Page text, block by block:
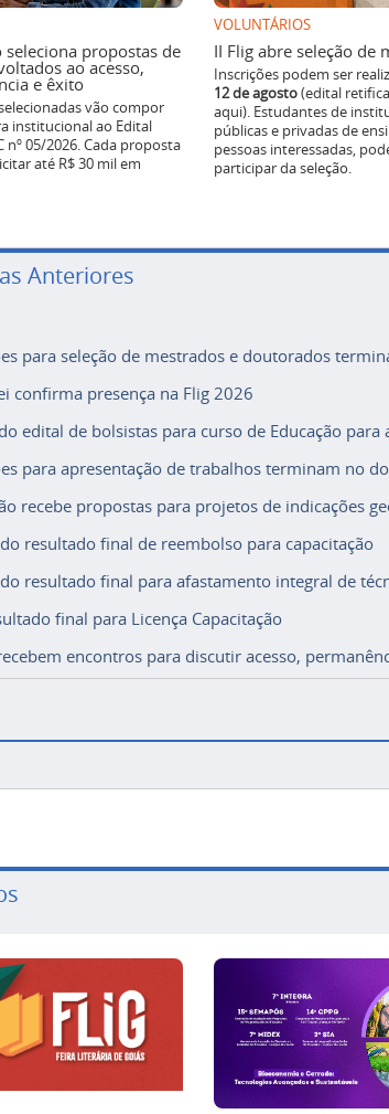
seleciona propostas de
ao acesso,
e êxito
vão compor
institucional ao Edital
nº 05/2026. Cada proposta
até R$ 30 mil em
VOLUNTÁRIOS
II Flig abre seleção de
Inscrições podem ser
12 de agosto(edital
aqui). Estudantes de
públicas e privadas de
pessoas interessadas,
participar da seleção.
Anteriores
para seleção de mestrados e doutorados
confirma presença na Flig 2026
edital de bolsistas para curso de Educação para
para apresentação de trabalhos terminam no
recebe propostas para projetos de indicações
resultado final de reembolso para capacitação
resultado final para afastamento integral de
final para Licença Capacitação
encontros para discutir acesso,